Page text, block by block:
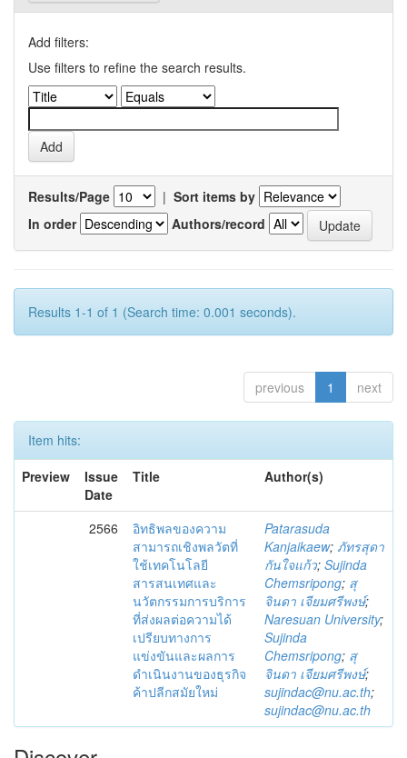
Add filters:
Use filters to refine the search results.
Results/Page | Sort items by
In order
Authors/record
Results 1-1 of 1 (Search time: 0.001 seconds).
previous 1 next
Item hits:
Preview
Issue
Date
Title Author(s)
2566
อิทธิพลของความ
สามารถเชิงพลวัตที่
ใช้เทคโนโลยี
สารสนเทศและ
นวัตกรรมการบริการ
ที่ส่งผลต่อความได้
เปรียบทางการ
แข่งขันและผลการ
ดำเนินงานของธุรกิจ
ค้าปลีกสมัยใหม่
Patarasuda
Kanjaikaew; ภัทรสุดา
กันใจแก้ว; Sujinda
Chemsripong; สุ
จินดา เจียมศรีพงษ์;
Naresuan University;
Sujinda
Chemsripong; สุ
จินดา เจียมศรีพงษ์;
sujindac@nu.ac.th;
sujindac@nu.ac.th